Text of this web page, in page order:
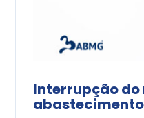
Interrupção